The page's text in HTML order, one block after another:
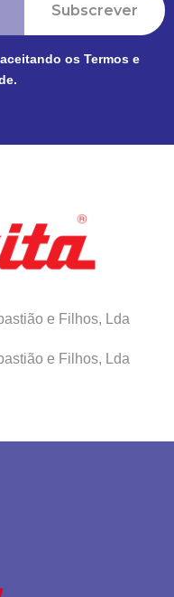
Subscrever
os Termos e
.